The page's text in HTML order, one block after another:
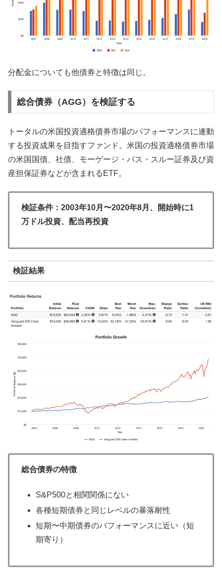
分配金についても他債券と特徴は同じ。
総合債券（AGG）を検証する
トータルの米国投資適格債券市場のパフォーマンスに連動
する投資成果を目指すファンド。米国の投資適格債券市場
の米国国債、社債、モーゲージ・パス・スルー証券及び資
産担保証券などが含まれるETF。
検証条件：2003年10月〜2020年8月、開始時に1
万ドル投資、配当再投資
検証結果
総合債券の特徴
S&P500と相関関係にない
各種短期債券と同じレベルの暴落耐性
短期〜中期債券のパフォーマンスに近い（短
期寄り）